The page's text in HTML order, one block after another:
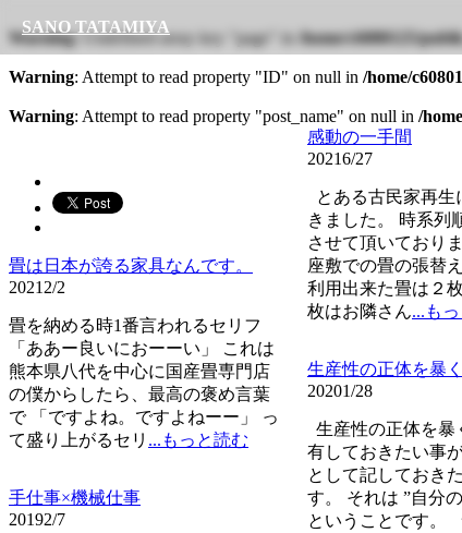
Warning: Undefined array key "page" in /home/c6080125/
Warning: Attempt to read property "ID" on null in /home/
Warning: Attempt to read property "post_name" on null in /
感動の一手間
20216/27
とある古民家再生
きました。 時系列
させて頂いており
座敷での畳の張替
利用出来た畳は２
枚はお隣さん...も
畳は日本が誇る家具なんです。
2021 2/2
畳を納める時1番言われるセリフ
「ああー良いにおーーい」 これは
熊本県八代を中心に国産畳専門店
の僕からしたら、最高の褒め言葉
で 「ですよね。ですよねーー」 っ
て盛り上がるセリ ...もっと読む
生産性の正体を暴
20201/28
生産性の正体を暴
有しておきたい事
として記しておき
す。 それは ”自分
ということです。
手仕事×機械仕事
20192/7
SANO TATAMIYA